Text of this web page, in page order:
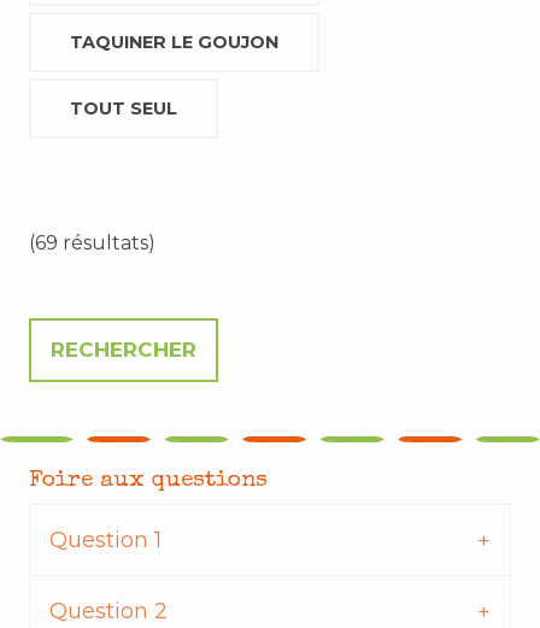
TAQUINER LE GOUJON
TOUT SEUL
(69 résultats)
Foire aux questions
Question 1
Question 2